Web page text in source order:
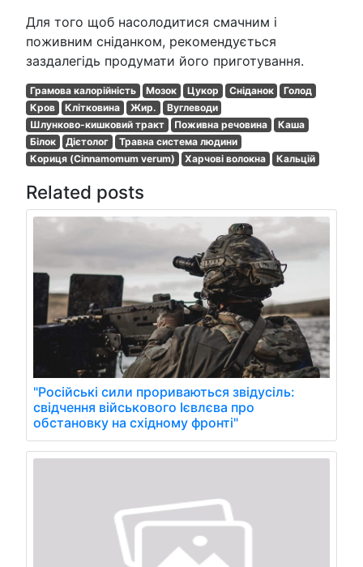
Для того щоб насолодитися смачним і
поживним сніданком, рекомендується
заздалегідь продумати його приготування.
Грамова калорійність Мозок Цукор Сніданок
Голод
Кров
Клітковина Жир.
Вуглеводи
Шлунково-кишковий тракт
Поживна речовина
Каша
Білок
Дієтолог
Травна система людини
Кориця (Cinnamomum verum)
Харчові волокна Кальцій
Related posts
"Російські сили прориваються звідусіль:
свідчення військового Ієвлєва про
обстановку на східному фронті"